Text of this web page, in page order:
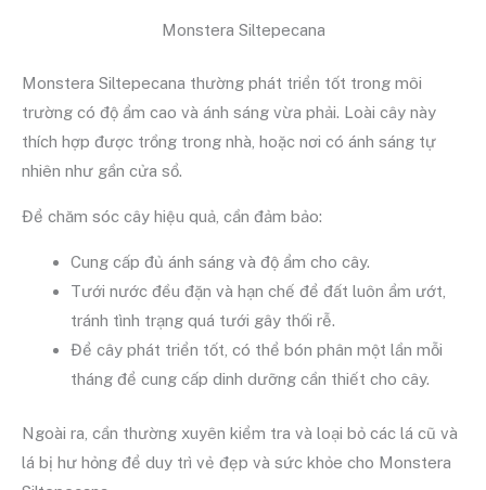
Monstera Siltepecana
Monstera Siltepecana thường phát triển tốt trong môi
trường có độ ẩm cao và ánh sáng vừa phải. Loài cây này
thích hợp được trồng trong nhà, hoặc nơi có ánh sáng tự
nhiên như gần cửa sổ.
Để chăm sóc cây hiệu quả, cần đảm bảo:
Cung cấp đủ ánh sáng và độ ẩm cho cây.
Tưới nước đều đặn và hạn chế để đất luôn ẩm ướt,
tránh tình trạng quá tưới gây thối rễ.
Để cây phát triển tốt, có thể bón phân một lần mỗi
tháng để cung cấp dinh dưỡng cần thiết cho cây.
Ngoài ra, cần thường xuyên kiểm tra và loại bỏ các lá cũ và
lá bị hư hỏng để duy trì vẻ đẹp và sức khỏe cho Monstera